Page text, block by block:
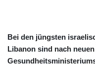
Bei den jüngsten
Libanon sind nach